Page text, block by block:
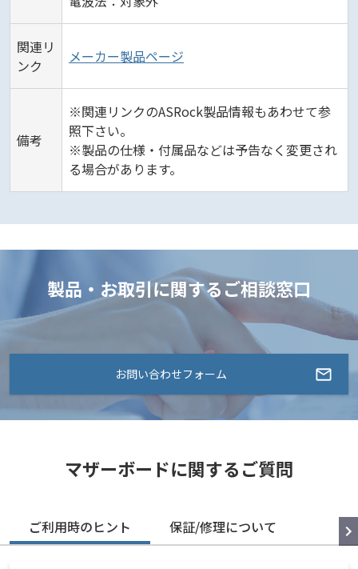
関連リ
ンク
メーカー製品ページ
備考
※関連リンクのASRock製品情報もあわせて参
照下さい。
※製品の仕様・付属品などは予告なく変更され
る場合があります。
製品・お取引に関するご相談窓口
お問い合わせフォーム
マザーボードに関するご質問
ご利用時のヒント 保証/修理について